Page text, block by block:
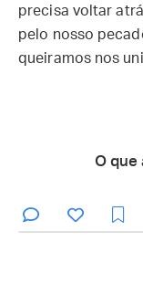
precisa voltar
pelo nosso
queiramos nos
O que